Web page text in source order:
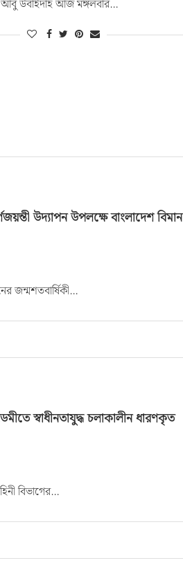
আবু উবাইদাহ আজ মঙ্গলবার…
উদ্যাপন উপলক্ষে বাংলাদেশ বিমান
জন্মশতবার্ষিকী…
স্বাধীনতাযুদ্ধ চলাকালীন ধারণকৃত
বিভাগের…